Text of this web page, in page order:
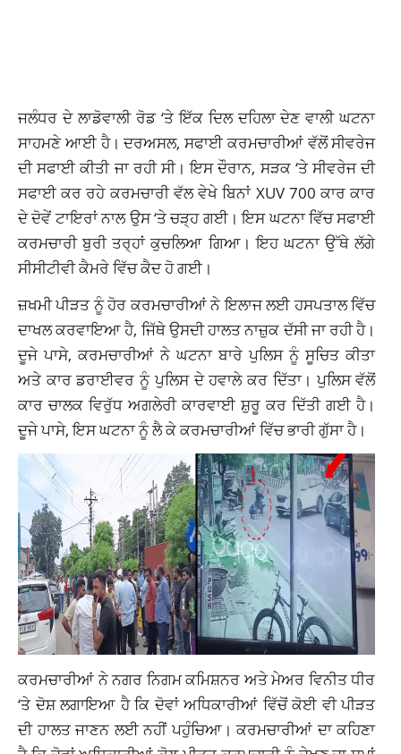
ਜਲੰਧਰ ਦੇ ਲਾਡੋਵਾਲੀ ਰੋਡ ‘ਤੇ ਇੱਕ ਦਿਲ ਦਹਿਲਾ ਦੇਣ ਵਾਲੀ ਘਟਨਾ
ਸਾਹਮਣੇ ਆਈ ਹੈ। ਦਰਅਸਲ, ਸਫਾਈ ਕਰਮਚਾਰੀਆਂ ਵੱਲੋਂ ਸੀਵਰੇਜ
ਦੀ ਸਫਾਈ ਕੀਤੀ ਜਾ ਰਹੀ ਸੀ। ਇਸ ਦੌਰਾਨ, ਸੜਕ ‘ਤੇ ਸੀਵਰੇਜ ਦੀ
ਸਫਾਈ ਕਰ ਰਹੇ ਕਰਮਚਾਰੀ ਵੱਲ ਵੇਖੇ ਬਿਨਾਂ XUV 700 ਕਾਰ ਕਾਰ
ਦੇ ਦੋਵੇਂ ਟਾਇਰਾਂ ਨਾਲ ਉਸ ‘ਤੇ ਚੜ੍ਹ ਗਈ। ਇਸ ਘਟਨਾ ਵਿੱਚ ਸਫਾਈ
ਕਰਮਚਾਰੀ ਬੁਰੀ ਤਰ੍ਹਾਂ ਕੁਚਲਿਆ ਗਿਆ। ਇਹ ਘਟਨਾ ਉੱਥੇ ਲੱਗੇ
ਸੀਸੀਟੀਵੀ ਕੈਮਰੇ ਵਿੱਚ ਕੈਦ ਹੋ ਗਈ।
ਜ਼ਖਮੀ ਪੀੜਤ ਨੂੰ ਹੋਰ ਕਰਮਚਾਰੀਆਂ ਨੇ ਇਲਾਜ ਲਈ ਹਸਪਤਾਲ ਵਿੱਚ
ਦਾਖਲ ਕਰਵਾਇਆ ਹੈ, ਜਿੱਥੇ ਉਸਦੀ ਹਾਲਤ ਨਾਜ਼ੁਕ ਦੱਸੀ ਜਾ ਰਹੀ ਹੈ।
ਦੂਜੇ ਪਾਸੇ, ਕਰਮਚਾਰੀਆਂ ਨੇ ਘਟਨਾ ਬਾਰੇ ਪੁਲਿਸ ਨੂੰ ਸੂਚਿਤ ਕੀਤਾ
ਅਤੇ ਕਾਰ ਡਰਾਈਵਰ ਨੂੰ ਪੁਲਿਸ ਦੇ ਹਵਾਲੇ ਕਰ ਦਿੱਤਾ। ਪੁਲਿਸ ਵੱਲੋਂ
ਕਾਰ ਚਾਲਕ ਵਿਰੁੱਧ ਅਗਲੇਰੀ ਕਾਰਵਾਈ ਸ਼ੁਰੂ ਕਰ ਦਿੱਤੀ ਗਈ ਹੈ।
ਦੂਜੇ ਪਾਸੇ, ਇਸ ਘਟਨਾ ਨੂੰ ਲੈ ਕੇ ਕਰਮਚਾਰੀਆਂ ਵਿੱਚ ਭਾਰੀ ਗੁੱਸਾ ਹੈ।
ਕਰਮਚਾਰੀਆਂ ਨੇ ਨਗਰ ਨਿਗਮ ਕਮਿਸ਼ਨਰ ਅਤੇ ਮੇਅਰ ਵਿਨੀਤ ਧੀਰ
‘ਤੇ ਦੋਸ਼ ਲਗਾਇਆ ਹੈ ਕਿ ਦੋਵਾਂ ਅਧਿਕਾਰੀਆਂ ਵਿੱਚੋਂ ਕੋਈ ਵੀ ਪੀੜਤ
ਦੀ ਹਾਲਤ ਜਾਣਨ ਲਈ ਨਹੀਂ ਪਹੁੰਚਿਆ। ਕਰਮਚਾਰੀਆਂ ਦਾ ਕਹਿਣਾ